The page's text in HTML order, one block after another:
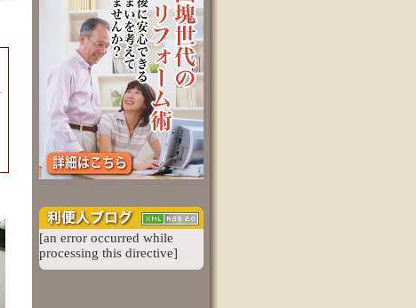
[an error occurred while
processing this directive]